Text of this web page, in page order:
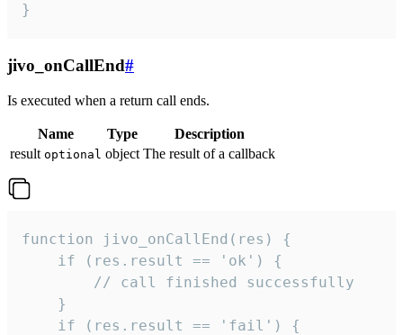
}
jivo_onCallEnd#
Is executed when a return call ends.
Name Type
Description
result optional object The result of a callback
function jivo_onCallEnd(res) {
    if (res.result == 'ok') {
        // call finished successfully
    }
    if (res.result == 'fail') {